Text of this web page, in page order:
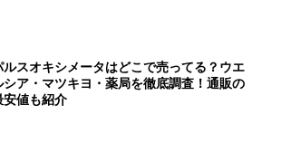
ルスオキシメータはどこで売ってる？ウエ
シア・マツキヨ・薬局を徹底調査！通販の
安値も紹介